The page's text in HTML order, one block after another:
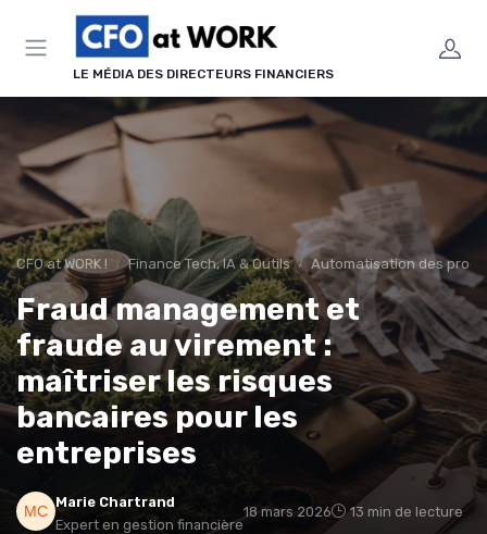
LE MÉDIA DES DIRECTEURS FINANCIERS
CFO at WORK ! Finance Tech, IA & Outils Automatisation des
Fraud management et
fraude au virement :
maîtriser les risques
bancaires pour les
entreprises
Marie Chartrand
Expert en gestion financière
18 mars 2026 13 min de lecture
Panneau de gestion des cookies